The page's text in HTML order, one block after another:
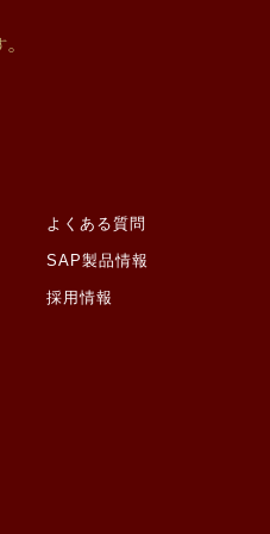
る機関から、個人情
監督いたします。
ません。ただし、ご本
な案件情報提供のた
よくある質問
SAP製品情報
採用情報